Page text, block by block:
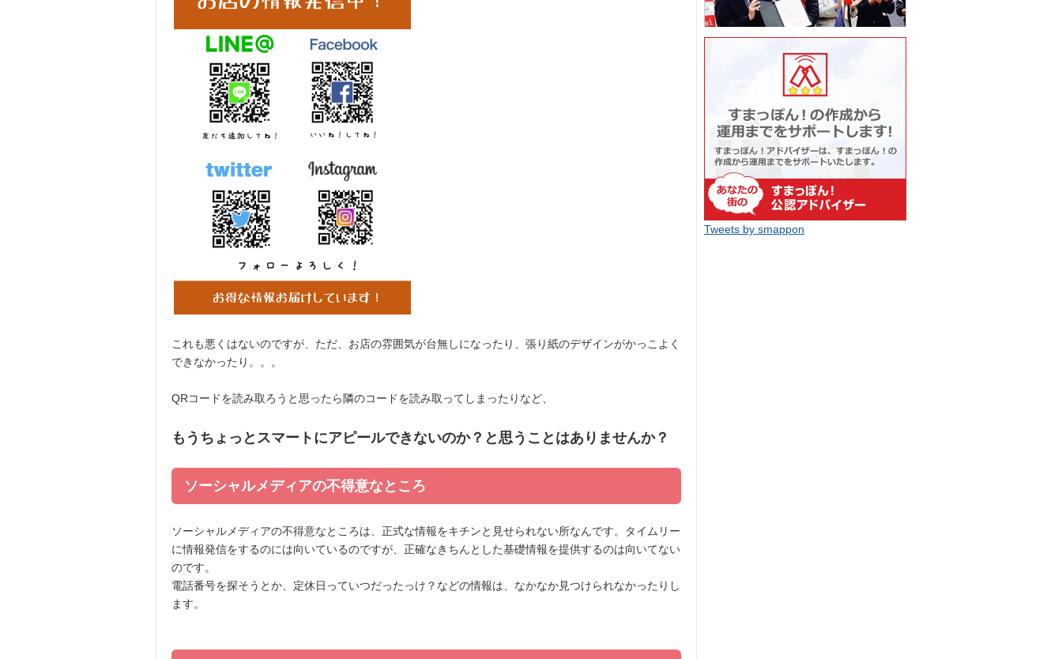
これも悪くはないのですが、ただ、お店の雰囲気が台無しになったり、張り紙のデザインがかっこよく
できなかったり。。。
QRコードを読み取ろうと思ったら隣のコードを読み取ってしまったりなど、
もうちょっとスマートにアピールできないのか？と思うことはありませんか？
ソーシャルメディアの不得意なところ
ソーシャルメディアの不得意なところは、正式な情報をキチンと見せられない所なんです。タイムリー
に情報発信をするのには向いているのですが、正確なきちんとした基礎情報を提供するのは向いてない
のです。
電話番号を探そうとか、定休日っていつだったっけ？などの情報は、なかなか見つけられなかったりし
ます。
Tweets by smappon